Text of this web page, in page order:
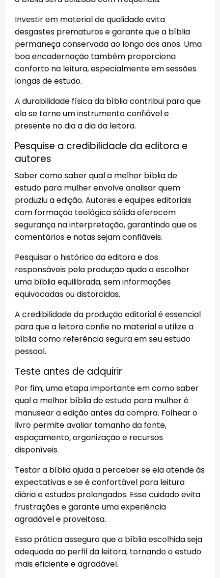
Investir em material de qualidade evita
desgastes prematuros e garante que a bíblia
permaneça conservada ao longo dos anos. Uma
boa encadernação também proporciona
conforto na leitura, especialmente em sessões
longas de estudo.
A durabilidade física da bíblia contribui para que
ela se torne um instrumento confiável e
presente no dia a dia da leitora.
Pesquise a credibilidade da editora e
autores
Saber como saber qual a melhor bíblia de
estudo para mulher envolve analisar quem
produziu a edição. Autores e equipes editoriais
com formação teológica sólida oferecem
segurança na interpretação, garantindo que os
comentários e notas sejam confiáveis.
Pesquisar o histórico da editora e dos
responsáveis pela produção ajuda a escolher
uma bíblia equilibrada, sem informações
equivocadas ou distorcidas.
A credibilidade da produção editorial é essencial
para que a leitora confie no material e utilize a
bíblia como referência segura em seu estudo
pessoal.
Teste antes de adquirir
Por fim, uma etapa importante em como saber
qual a melhor bíblia de estudo para mulher é
manusear a edição antes da compra. Folhear o
livro permite avaliar tamanho da fonte,
espaçamento, organização e recursos
disponíveis.
Testar a bíblia ajuda a perceber se ela atende às
expectativas e se é confortável para leitura
diária e estudos prolongados. Esse cuidado evita
frustrações e garante uma experiência
agradável e proveitosa.
Essa prática assegura que a bíblia escolhida seja
adequada ao perfil da leitora, tornando o estudo
mais eficiente e agradável.